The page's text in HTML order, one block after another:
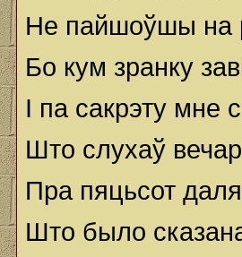
Не пайшоўшы на
Бо кум зранку
I па сакрэту мне
Што слухаў
Пра пяцьсот
Што было